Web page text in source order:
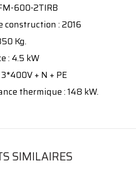
600-2TIRB
construction : 2016
Kg.
: 4.5 kW
+ N + PE
thermique : 148 kW.
SIMILAIRES